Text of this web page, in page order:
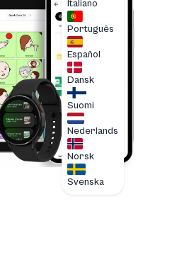
Italiano
Português
Español
Dansk
Suomi
Nederlands
Norsk
Svenska